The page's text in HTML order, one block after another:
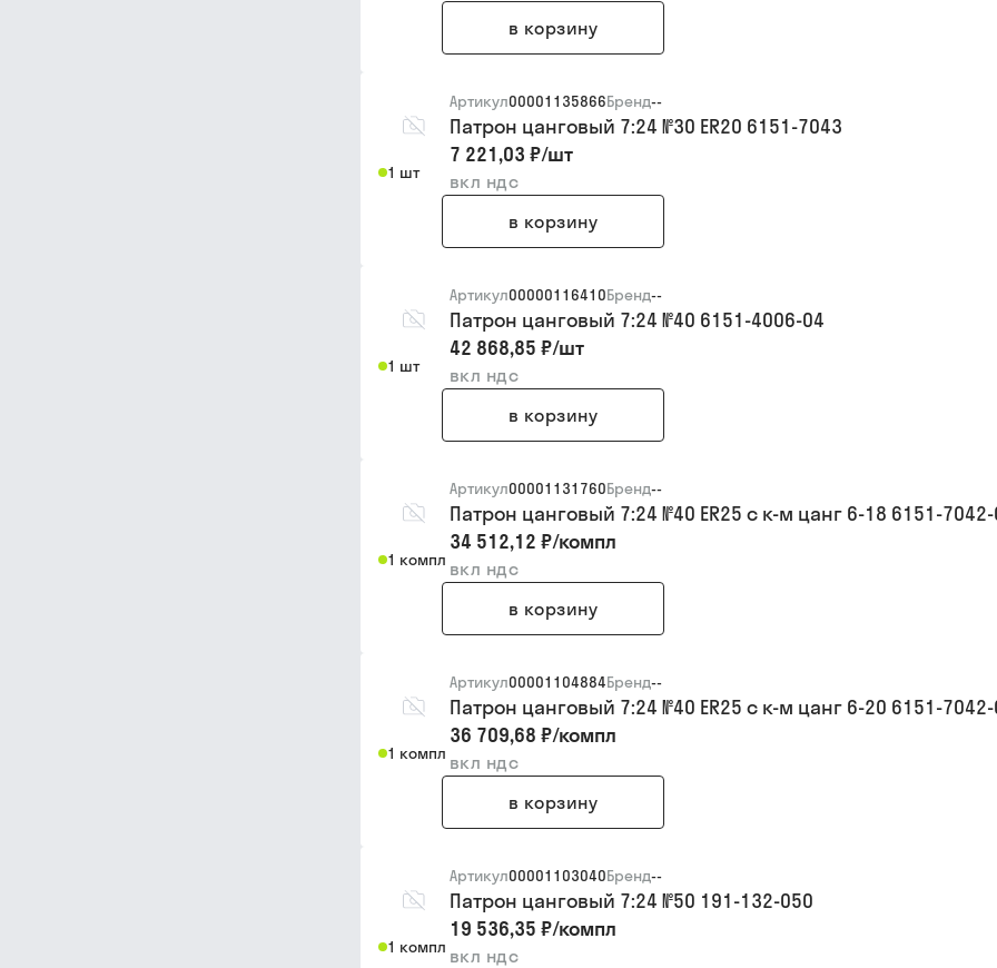
в корзину
1 шт
Артикул00001135866Бренд--
Патрон цанговый 7:24 №30 ER20 6151-7043
7 221,03 ₽/шт
вкл ндс
в корзину
1 шт
Артикул00000116410Бренд--
Патрон цанговый 7:24 №40 6151-4006-04
42 868,85 ₽/шт
вкл ндс
в корзину
1 компл
Артикул00001131760Бренд--
Патрон цанговый 7:24 №40 ER25 с к-м цанг 6-18 6151-
34 512,12 ₽/компл
вкл ндс
в корзину
1 компл
Артикул00001104884Бренд--
Патрон цанговый 7:24 №40 ER25 с к-м цанг 6-20 6151-
36 709,68 ₽/компл
вкл ндс
в корзину
1 компл
Артикул00001103040Бренд--
Патрон цанговый 7:24 №50 191-132-050
19 536,35 ₽/компл
вкл ндс